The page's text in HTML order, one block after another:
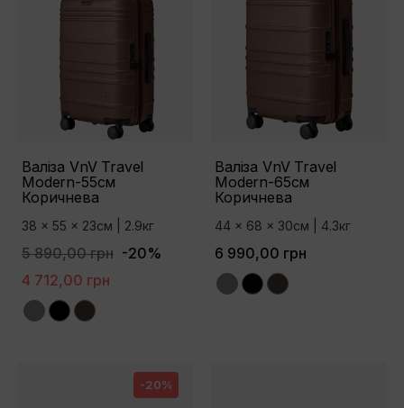
Валіза VnV Travel
Modern-55см
Коричнева
38 x 55 x 23см | 2.9кг
5 890,00 грн -20%
4 712,00 грн
GreyBlackBrown
Валіза VnV Travel
Modern-65см
Коричнева
44 x 68 x 30см | 4.3кг
6 990,00 грн
GreyBlackBrown
-20%